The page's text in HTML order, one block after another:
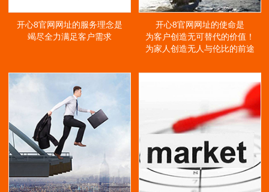
开心8官网网址的服务理念是
竭尽全力满足客户需求
开心8官网网址的使命是
为客户创造无可替代的价值！
为家人创造无人与伦比的前途